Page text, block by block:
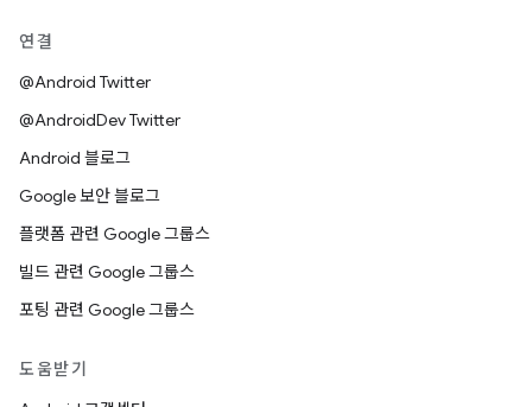
연결
@Android Twitter
@AndroidDev Twitter
Android 블로그
Google 보안 블로그
플랫폼 관련 Google 그룹스
빌드 관련 Google 그룹스
포팅 관련 Google 그룹스
도움받기